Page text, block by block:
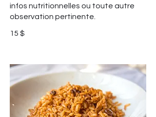
infos nutritionnelles ou toute autre
observation pertinente.
15 $